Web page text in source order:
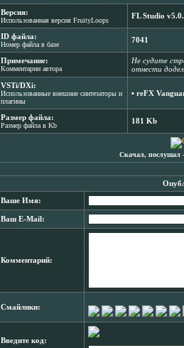
Версия:
Использованная версия FruityLoops
FL Studio
ID файла:
Номер файла в базе
7041
Примечание:
Комментарии автора
Не судите
отнести
VSTi/DXi:
Использованные внешние синтезаторы и
плагины
▪ reFX
Размер файла:
Размер файла в Kb
181 Kb
Скачал, послушал
Ваше Имя:
Ваш E-Mail:
Комментарий:
Смайлики:
Введите код: